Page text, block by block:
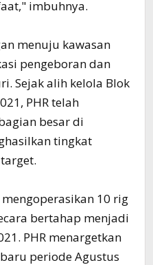
imbuhnya.
menuju kawasan
pengeboran dan
Sejak alih kelola Blok
PHR telah
besar di
tingkat
mengoperasikan 10 rig
bertahap menjadi
PHR menargetkan
periode Agustus